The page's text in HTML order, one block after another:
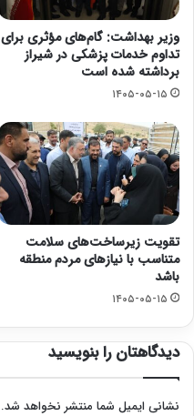
وزیر بهداشت: گام‌های مؤثری برای
تداوم خدمات پزشکی در شیراز
برداشته شده است
۱۴۰۵-۰۵-۱۵
تقویت زیرساخت‌های سلامت
متناسب با نیازهای مردم منطقه
باشد
۱۴۰۵-۰۵-۱۵
دیدگاهتان را بنویسید
نشانی ایمیل شما منتشر نخواهد شد.